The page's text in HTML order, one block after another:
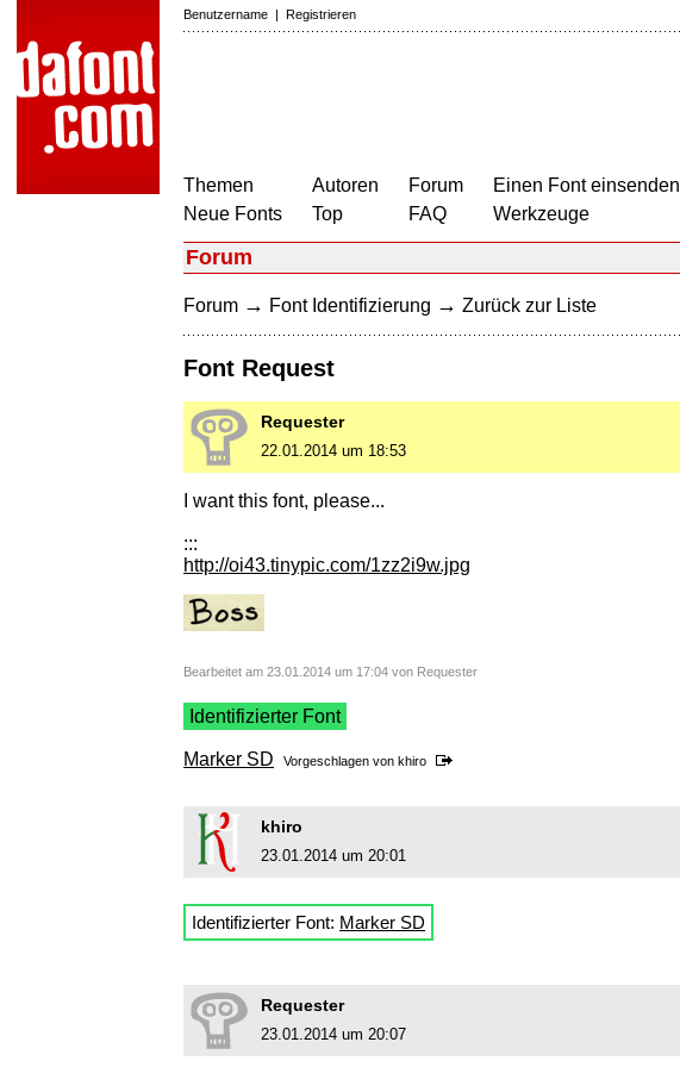
Benutzername | Registrieren
Themen
Neue Fonts
Autoren
Top
Forum
FAQ
Einen Font einsenden
Werkzeuge
Forum
Forum → Font Identifizierung → Zurück zur Liste
Font Request
Requester
22.01.2014 um 18:53
I want this font, please...
:::
http://oi43.tinypic.com/1zz2i9w.jpg
Bearbeitet am 23.01.2014 um 17:04 von Requester
Identifizierter Font
Marker SD Vorgeschlagen von khiro
khiro
23.01.2014 um 20:01
Identifizierter Font: Marker SD
Requester
23.01.2014 um 20:07